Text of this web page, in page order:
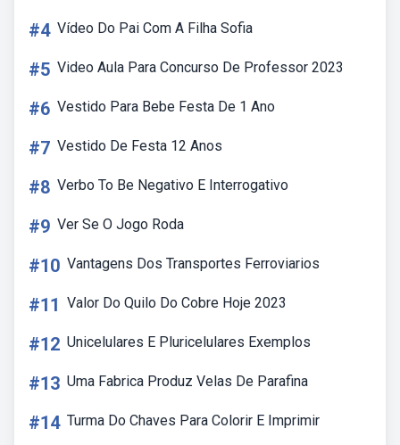
#4 Vídeo Do Pai Com A Filha Sofia
#5 Video Aula Para Concurso De Professor 2023
#6 Vestido Para Bebe Festa De 1 Ano
#7 Vestido De Festa 12 Anos
#8 Verbo To Be Negativo E Interrogativo
#9 Ver Se O Jogo Roda
#10 Vantagens Dos Transportes Ferroviarios
#11 Valor Do Quilo Do Cobre Hoje 2023
#12 Unicelulares E Pluricelulares Exemplos
#13 Uma Fabrica Produz Velas De Parafina
#14 Turma Do Chaves Para Colorir E Imprimir